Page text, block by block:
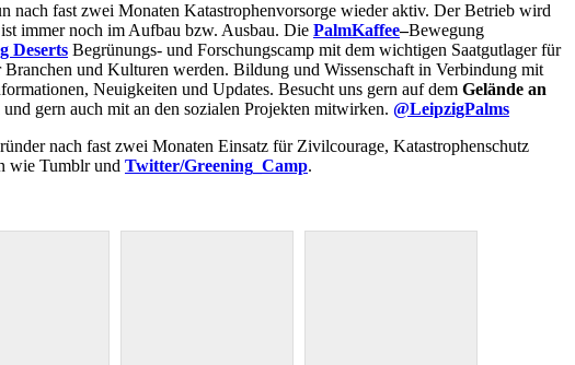
nach fast zwei Monaten Katastrophenvorsorge wieder aktiv. Der Betrieb wird
immer noch im Aufbau bzw. Ausbau. Die PalmKaffee–Bewegung
Deserts Begrünungs- und Forschungscamp mit dem wichtigen Saatgutlager für
und Kulturen werden. Bildung und Wissenschaft in Verbindung mit
Neuigkeiten und Updates. Besucht uns gern auf dem Gelände an
gern auch mit an den sozialen Projekten mitwirken. @LeipzigPalms
nach fast zwei Monaten Einsatz für Zivilcourage, Katastrophenschutz
wie Tumblr und Twitter/Greening_Camp.